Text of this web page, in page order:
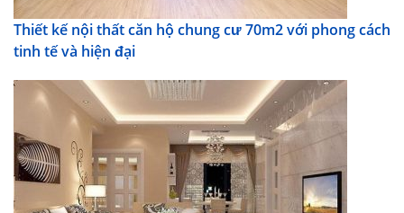
Thiết kế nội thất căn hộ chung cư 70m2 với phong cách
tinh tế và hiện đại